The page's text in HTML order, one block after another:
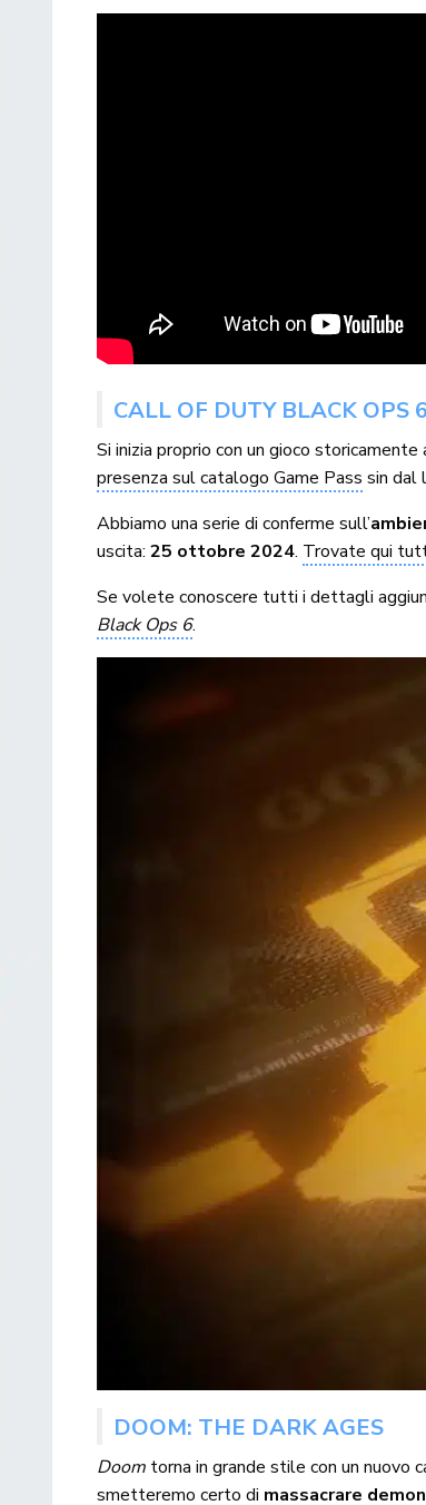
CALL OF DUTY BLACK OPS 6
Si inizia proprio con un gioco
presenza sul catalogo Game Pass sin dal
Abbiamo una serie di conferme sull’
uscita:25 ottobre 2024. Trovate qui
Se volete conoscere tutti i dettagli
Black Ops 6.
DOOM: THE DARK AGES
Doom torna in grande stile con un nuovo
smetteremo certo di massacrare